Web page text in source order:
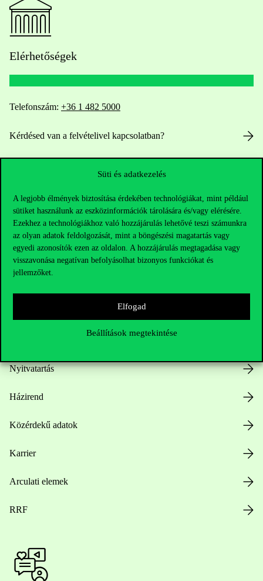
Süti és adatkezelés
A legjobb élmények biztosítása érdekében technológiákat, mint például
sütiket használunk az eszközinformációk tárolására és/vagy elérésére.
Ezekhez a technológiákhoz való hozzájárulás lehetővé teszi számunkra
az olyan adatok feldolgozását, mint a böngészési magatartás vagy
egyedi azonosítók ezen az oldalon. A hozzájárulás megtagadása vagy
visszavonása negatívan befolyásolhat bizonyos funkciókat és
jellemzőket.
Elfogad
Beállítások megtekintése
Elérhetőségek
Telefonszám: +36 1 482 5000
Kérdésed van a felvételivel kapcsolatban?
Sajtó:press@uni-corvinus.hu
Hasznos linkek
Nyitvatartás
Házirend
Közérdekű adatok
Karrier
Arculati elemek
RRF